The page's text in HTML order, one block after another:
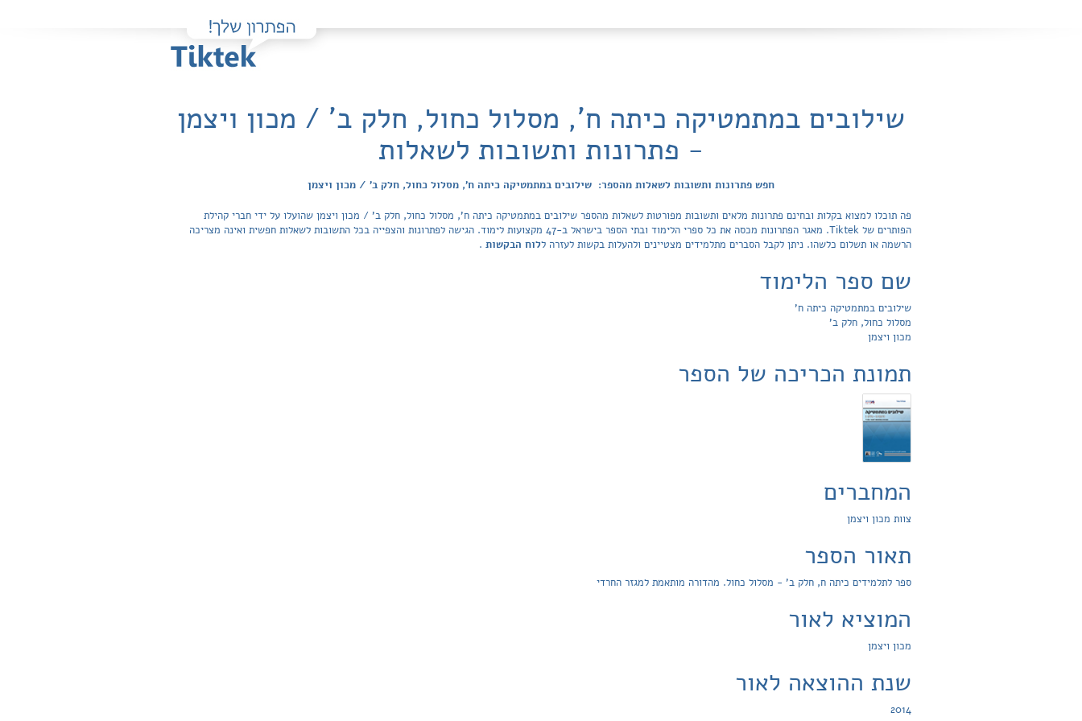
שילובים במתמטיקה כיתה ח', מסלול כחול, חלק ב' / מכון ויצמן
- פתרונות ותשובות לשאלות
חפש פתרונות ותשובות לשאלות מהספר: שילובים במתמטיקה כיתה ח', מסלול כחול, חלק ב' / מכון ויצמן
פה תוכלו למצוא בקלות ובחינם פתרונות מלאים ותשובות מפורטות לשאלות מהספר שילובים במתמטיקה כיתה ח', מסלול כחול, חלק ב' / מכון ויצמן שהועלו על ידי חברי קהילת
הפותרים של Tiktek. מאגר הפתרונות מכסה את כל ספרי הלימוד ובתי הספר בישראל ב-47 מקצועות לימוד. הגישה לפתרונות והצפייה בכל התשובות לשאלות חפשית ואינה מצריכה
הרשמה או תשלום כלשהו. ניתן לקבל הסברים מתלמידים מצטיינים ולהעלות בקשות לעזרה ללוח הבקשות .
שם ספר הלימוד
שילובים במתמטיקה כיתה ח'
מסלול כחול, חלק ב'
מכון ויצמן
תמונת הכריכה של הספר
המחברים
צוות מכון ויצמן
תאור הספר
ספר לתלמידים כיתה ח, חלק ב' - מסלול כחול. מהדורה מותאמת למגזר החרדי
המוציא לאור
מכון ויצמן
שנת ההוצאה לאור
2014